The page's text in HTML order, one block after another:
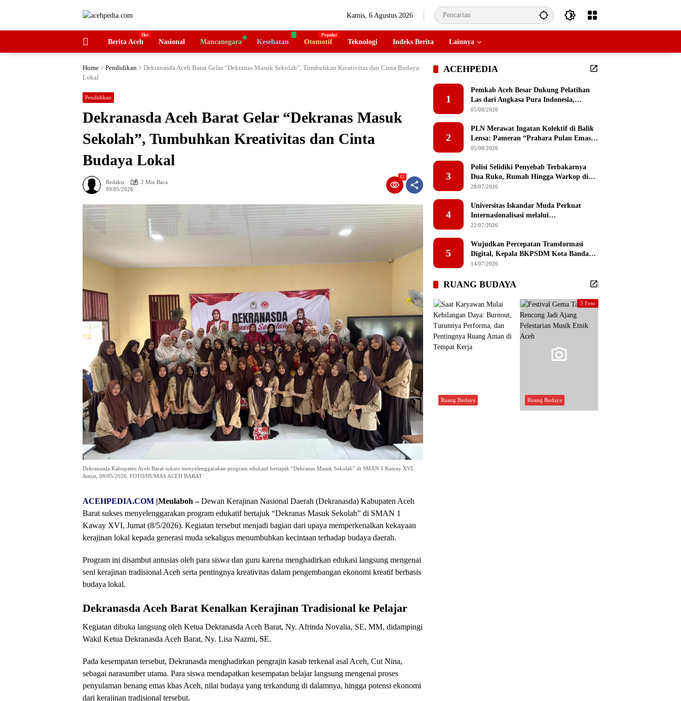
Kamis, 6 Agustus 2026
HOMEBerita Aceh Nasional Mancanegara Kesehatan Otomotif Teknologi Indeks Berita Lainnya
Home > Pendidikan > Dekranasda Aceh Barat Gelar “Dekranas Masuk Sekolah”, Tumbuhkan Kreativitas dan Cinta Budaya
Lokal
Pendidikan
Dekranasda Aceh Barat Gelar “Dekranas Masuk
Sekolah”, Tumbuhkan Kreativitas dan Cinta
Budaya Lokal
Redaksi
2 Min Baca
09/05/2026
62
Dekranasda Kabupaten Aceh Barat sukses menyelenggarakan program edukatif bertajuk “Dekranas Masuk Sekolah” di SMAN 1 Kaway XVI.
Jumat, 08/05/2026. FOTO/HUMAS ACEH BARAT
ACEHPEDIA.COM |Meulaboh –Dewan Kerajinan Nasional Daerah (Dekranasda) Kabupaten Aceh
Barat sukses menyelenggarakan program edukatif bertajuk “Dekranas Masuk Sekolah” di SMAN 1
Kaway XVI, Jumat (8/5/2026). Kegiatan tersebut menjadi bagian dari upaya memperkenalkan kekayaan
kerajinan lokal kepada generasi muda sekaligus menumbuhkan kecintaan terhadap budaya daerah.
Program ini disambut antusias oleh para siswa dan guru karena menghadirkan edukasi langsung mengenai
seni kerajinan tradisional Aceh serta pentingnya kreativitas dalam pengembangan ekonomi kreatif berbasis
budaya lokal.
Dekranasda Aceh Barat Kenalkan Kerajinan Tradisional ke Pelajar
Kegiatan dibuka langsung oleh Ketua Dekranasda Aceh Barat, Ny. Afrinda Novalia, SE, MM, didampingi
Wakil Ketua Dekranasda Aceh Barat, Ny. Lisa Nazmi, SE.
Pada kesempatan tersebut, Dekranasda menghadirkan pengrajin kasab terkenal asal Aceh, Cut Nina,
sebagai narasumber utama. Para siswa mendapatkan kesempatan belajar langsung mengenai proses
penyulaman benang emas khas Aceh, nilai budaya yang terkandung di dalamnya, hingga potensi ekonomi
dari kerajinan tradisional tersebut.
ACEHPEDIA
1
Pemkab Aceh Besar Dukung Pelatihan
Las dari Angkasa Pura Indonesia,
Peserta Dapat Mesin Las Gratis Usai
05/08/2026
2
PLN Merawat Ingatan Kolektif di Balik
Lensa: Pameran “Prahara Pulau Emas”
Singgah di Serambi Mekkah
05/08/2026
3
Polisi Selidiki Penyebab Terbakarnya
Dua Ruko, Rumah Hingga Warkop di
Lamteumen Timur Banda Aceh
28/07/2026
4
Universitas Iskandar Muda Perkuat
Internasionalisasi melalui
Penandatanganan MoU dengan
Selatan
22/07/2026
5
Wujudkan Percepatan Transformasi
Digital, Kepala BKPSDM Kota Banda
Aceh Ajak ASN Manfaatkan Lemari
14/07/2026
RUANG BUDAYA
Ruang Budaya
5 Foto
Ruang Budaya